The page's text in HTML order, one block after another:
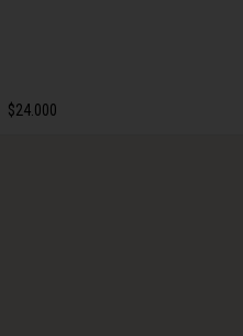
$24.000